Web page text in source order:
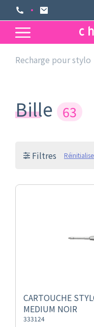
Recharge pour stylo
Bille 63
Filtres
CARTOUCHE
MEDIUM NOIR
333124